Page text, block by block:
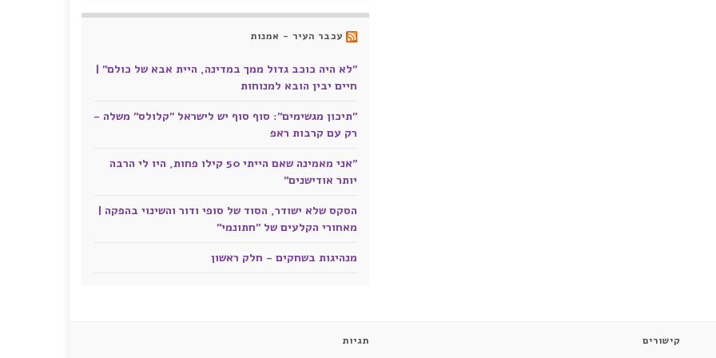
עכבר העיר - אמנות
"לא היה כוכב גדול ממך במדינה, היית אבא של כולם" |
חיים יבין הובא למנוחות
"תיכון מגשימים": סוף סוף יש לישראל "קלולס" משלה -
רק עם קרבות ראפ
"אני מאמינה שאם הייתי 50 קילו פחות, היו לי הרבה
יותר אודישנים"
הסקס שלא ישודר, הסוד של סופי ודור והשינוי בהפקה |
מאחורי הקלעים של "חתונמי"
מנהיגות בשחקים - חלק ראשון
קישורים תגיות